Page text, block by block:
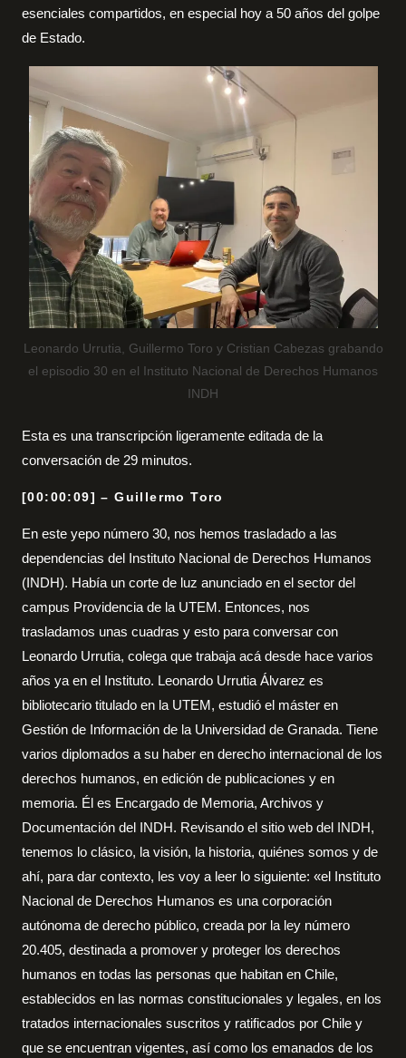
esenciales compartidos, en especial hoy a 50 años del golpe
de Estado.
Leonardo Urrutia, Guillermo Toro y Cristian Cabezas grabando
el episodio 30 en el Instituto Nacional de Derechos Humanos
INDH
Esta es una transcripción ligeramente editada de la
conversación de 29 minutos.
[00:00:09] – Guillermo Toro
En este yepo número 30, nos hemos trasladado a las
dependencias del Instituto Nacional de Derechos Humanos
(INDH). Había un corte de luz anunciado en el sector del
campus Providencia de la UTEM. Entonces, nos
trasladamos unas cuadras y esto para conversar con
Leonardo Urrutia, colega que trabaja acá desde hace varios
años ya en el Instituto. Leonardo Urrutia Álvarez es
bibliotecario titulado en la UTEM, estudió el máster en
Gestión de Información de la Universidad de Granada. Tiene
varios diplomados a su haber en derecho internacional de los
derechos humanos, en edición de publicaciones y en
memoria. Él es Encargado de Memoria, Archivos y
Documentación del INDH. Revisando el sitio web del INDH,
tenemos lo clásico, la visión, la historia, quiénes somos y de
ahí, para dar contexto, les voy a leer lo siguiente: «el Instituto
Nacional de Derechos Humanos es una corporación
autónoma de derecho público, creada por la ley número
20.405, destinada a promover y proteger los derechos
humanos en todas las personas que habitan en Chile,
establecidos en las normas constitucionales y legales, en los
tratados internacionales suscritos y ratificados por Chile y
que se encuentran vigentes, así como los emanados de los